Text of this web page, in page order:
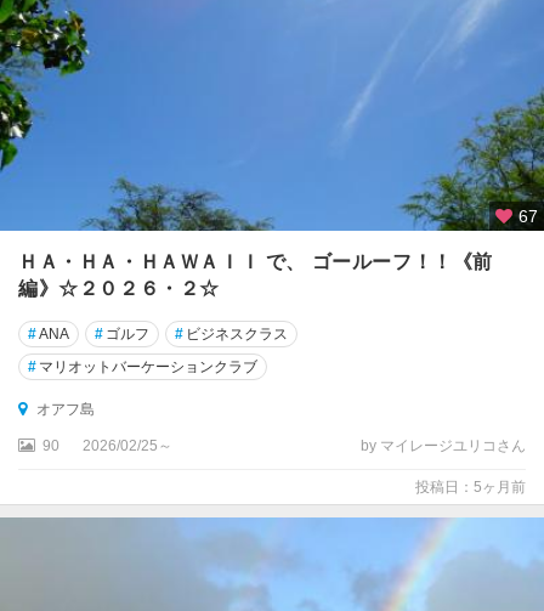
ヤ
モ
ン
ド
・
ヘ
ッ
ナ
・
パ
リ
・
ー
ト
67
ＨＡ・ＨＡ・ＨＡＷＡＩＩ で、 ゴールーフ！！《前
編》☆２０２６・２☆
#ANA # ゴルフ # ビジネスクラス
# マリオットバーケーションクラブ
オアフ島
90 2026/02/25～ by マイレージユリコさん
投稿日：5ヶ月前